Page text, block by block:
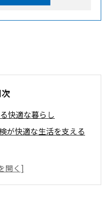
快適な暮らし
が快適な生活を支える
アコン点検ポイント解